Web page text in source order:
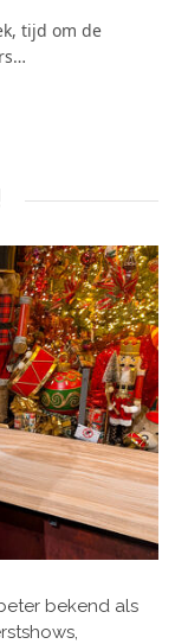
tijd om de
bekend als